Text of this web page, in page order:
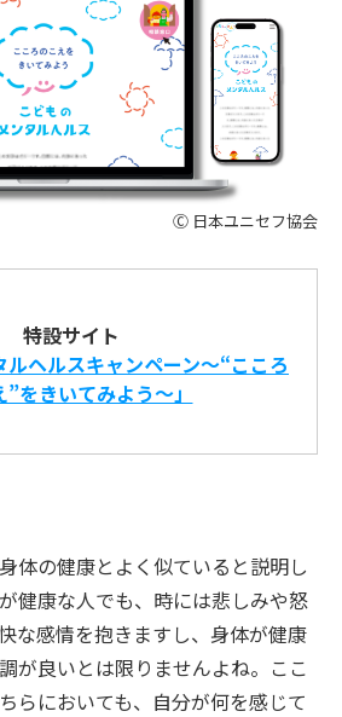
Ⓒ 日本ユニセフ協会
特設サイト
ルヘルスキャンペーン～“こころ
”をきいてみよう～」
体の健康とよく似ていると説明し
健康な人でも、時には悲しみや怒
な感情を抱きますし、身体が健康
が良いとは限りませんよね。ここ
らにおいても、自分が何を感じて